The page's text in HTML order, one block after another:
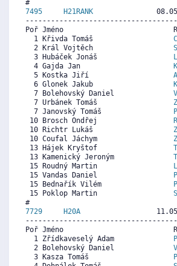
7495
H21RANK
Poř Jméno
  1 Křivda Tomáš
  2 Král Vojtěch
  3 Hubáček Jonáš
  4 Gajda Jan
  5 Kostka Jiří
  6 Glonek Jakub
  7 Bolehovský Daniel
  7 Urbánek Tomáš
  7 Janovský Tomáš
10 Brosch Ondřej
10 Richtr Lukáš
10 Coufal Jáchym
13 Hájek Kryštof
13 Kamenický Jeroným
15 Roudný Martin
15 Vandas Daniel
15 Bednařík Vilém
15 Poklop Martin
7729
H20A
Poř Jméno
  1 Zřídkaveselý Adam
  2 Bolehovský Daniel
  3 Kasza Tomáš